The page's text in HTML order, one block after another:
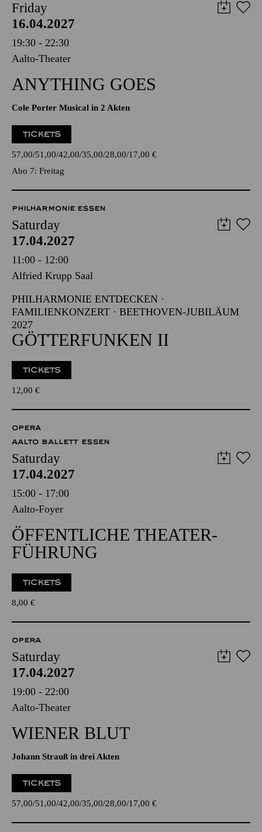
Friday
16.04.2027
19:30 - 22:30
Aalto-Theater
ANYTHING GOES
Cole Porter Musical in 2 Akten
TICKETS
57,00 51,00 42,00 35,00 28,00 17,00 €
Abo 7: Freitag
PHILHARMONIE ESSEN
Saturday
17.04.2027
11:00 - 12:00
Alfried Krupp Saal
PHILHARMONIE ENTDECKEN ·
FAMILIENKONZERT · BEETHOVEN-JUBILÄUM
2027
GÖTTERFUNKEN II
TICKETS
12,00 €
OPERA
AALTO BALLETT ESSEN
Saturday
17.04.2027
15:00 - 17:00
Aalto-Foyer
ÖFFENTLICHE THEATER­
FÜHRUNG
TICKETS
8,00 €
OPERA
Saturday
17.04.2027
19:00 - 22:00
Aalto-Theater
WIENER BLUT
Johann Strauß in drei Akten
TICKETS
57,00 51,00 42,00 35,00 28,00 17,00 €